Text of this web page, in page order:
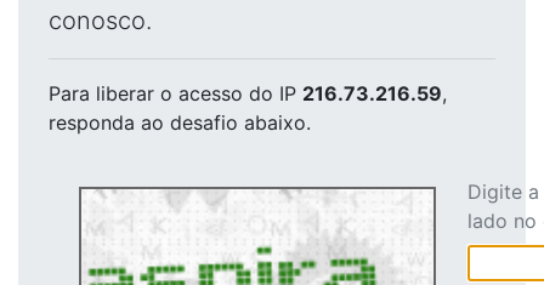
conosco.
Para liberar o acesso do IP 216.73.216.59,
responda ao desafio abaixo.
Digite
lado no